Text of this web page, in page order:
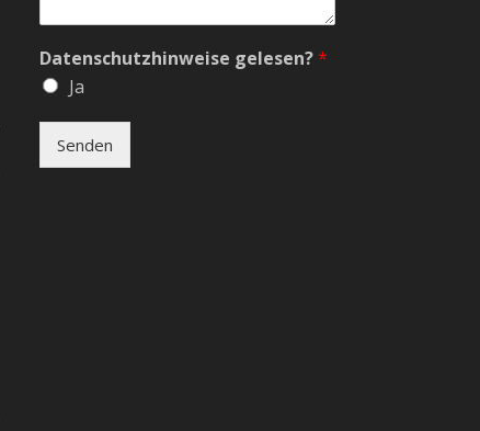
Datenschutzhinweise gelesen?*
Ja
Senden